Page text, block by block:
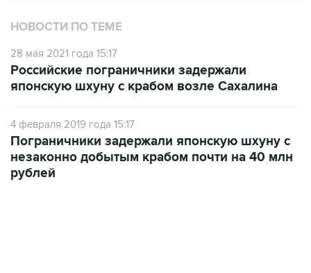
НОВОСТИ ПО ТЕМЕ
28 мая 2021 года 15:17
Российские пограничники задержали
японскую шхуну с крабом возле Сахалина
4 февраля 2019 года 15:17
Пограничники задержали японскую шхуну с
незаконно добытым крабом почти на 40 млн
рублей